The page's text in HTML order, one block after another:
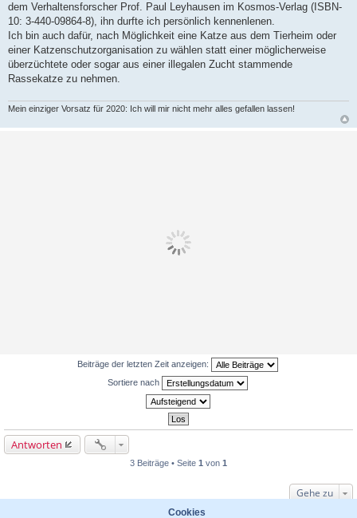
dem Verhaltensforscher Prof. Paul Leyhausen im Kosmos-Verlag (ISBN-
10: 3-440-09864-8), ihn durfte ich persönlich kennenlenen.
Ich bin auch dafür, nach Möglichkeit eine Katze aus dem Tierheim oder
einer Katzenschutzorganisation zu wählen statt einer möglicherweise
überzüchtete oder sogar aus einer illegalen Zucht stammende
Rassekatze zu nehmen.
Mein einziger Vorsatz für 2020: Ich will mir nicht mehr alles gefallen lassen!
Beiträge der letzten Zeit anzeigen:
Sortiere nach
Antworten
3 Beiträge • Seite 1 von 1
Gehe zu
Cookies